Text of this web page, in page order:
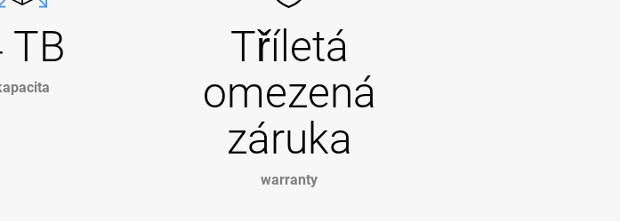
TB
Tříletá
omezená
záruka
warranty